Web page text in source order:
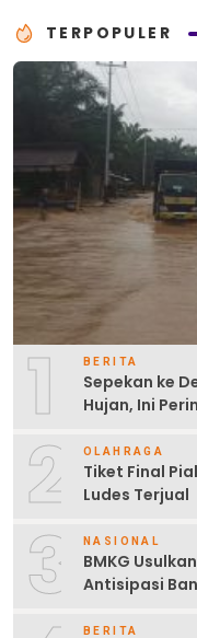
TERPOPULER
1 BERITA
Sepekan ke
Hujan, Ini
2 OLAHRAGA
Tiket Final
Ludes Terjual
3 NASIONAL
BMKG
Antisipasi
BERITA